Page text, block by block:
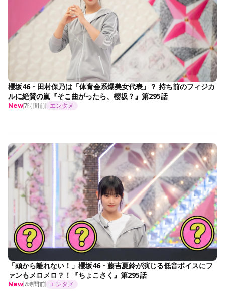
櫻坂46・田村保乃は「体育会系爆美女代表」？ 持ち前のフィジカ
ルに絶賛の嵐『そこ曲がったら、櫻坂？』第295話
New7時間前 エンタメ
「頭から離れない！」櫻坂46・藤吉夏鈴が演じる低音ボイスにフ
ァンもメロメロ？！『ちょこさく』第295話
New7時間前 エンタメ